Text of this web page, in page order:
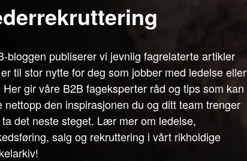
bloggen publiserer vi jevnlig fagrelaterte artikler
til stor nytte for deg som jobber med ledelse eller
Her gir våre B2B fageksperter råd og tips som kan
den inspirasjonen du og ditt team trenger
det neste steget. Lær mer om ledelse,
salg og rekruttering i vårt rikholdige